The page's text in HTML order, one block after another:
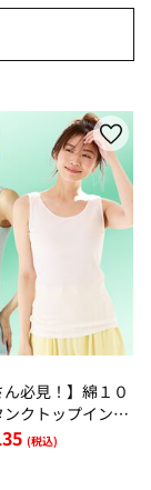
ん必見！】綿１０
ンクトップインナ
ボ＞(税込)